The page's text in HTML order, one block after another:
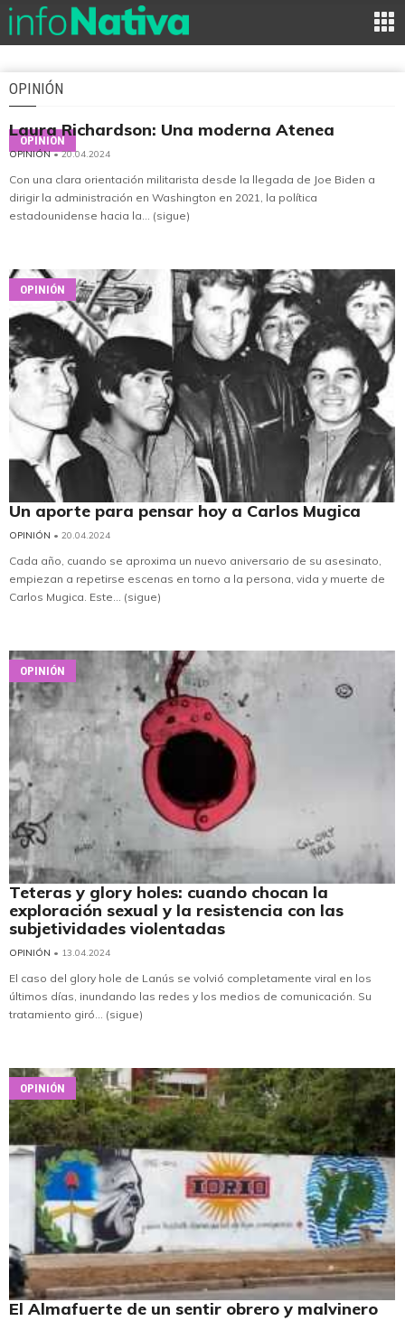
OPINIÓN
OPINIÓN
Laura Richardson: Una moderna Atenea
OPINIÓN• 20.04.2024
Con una clara orientación militarista desde la llegada de Joe Biden a
dirigir la administración en Washington en 2021, la política
estadounidense hacia la... (sigue)
OPINIÓN
Un aporte para pensar hoy a Carlos Mugica
OPINIÓN • 20.04.2024
Cada año, cuando se aproxima un nuevo aniversario de su asesinato,
empiezan a repetirse escenas en torno a la persona, vida y muerte de
Carlos Mugica. Este... (sigue)
OPINIÓN
Teteras y glory holes: cuando chocan la
exploración sexual y la resistencia con las
subjetividades violentadas
OPINIÓN • 13.04.2024
El caso del glory hole de Lanús se volvió completamente viral en los
últimos días, inundando las redes y los medios de comunicación. Su
tratamiento giró... (sigue)
OPINIÓN
El Almafuerte de un sentir obrero y malvinero